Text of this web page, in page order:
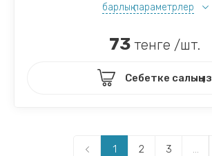
барлық параметрлер
73 тенге /шт.
Себетке салыңыз
1 2 3 ...